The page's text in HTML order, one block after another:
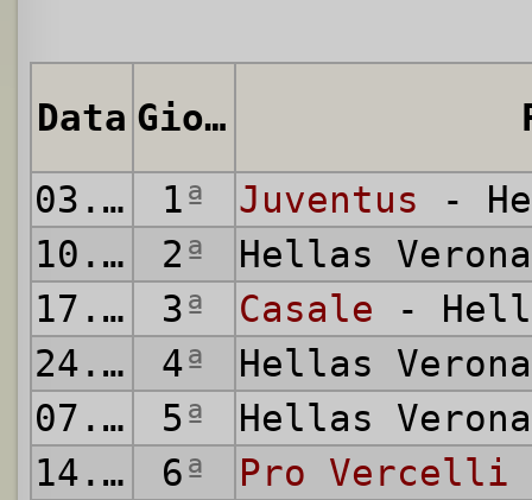
Data Giornata
03.10.1926
1ª Juventus -
10.10.1926
2ª
Hellas
17.10.1926
3ª Casale -
24.10.1926
4ª
Hellas
07.11.1926
5ª
Hellas
14.11.1926
6ª Pro Vercelli